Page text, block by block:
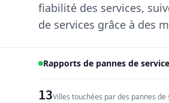
fiabilité des services,
de services grâce à des
Rapports de pannes de
13Villes touchées par des pannes de